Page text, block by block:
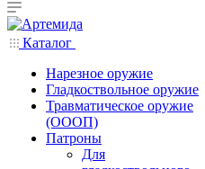
Каталог
Нарезное оружие
Гладкоствольное оружие
Травматическое оружие
(ОООП)
Патроны
Для